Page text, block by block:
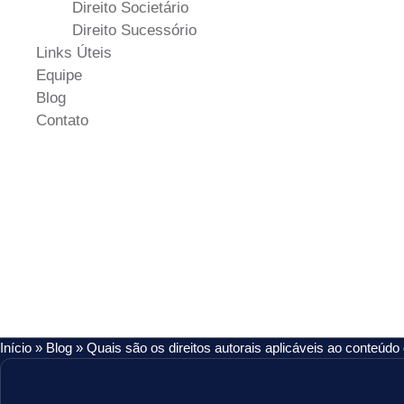
Direito Societário
Direito Sucessório
Links Úteis
Equipe
Blog
Contato
Início » Blog » Quais são os direitos autorais aplicáveis ao conteúdo